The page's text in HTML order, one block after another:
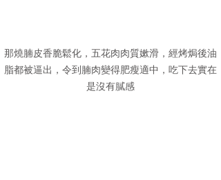
那燒腩皮香脆鬆化，五花肉肉質嫰滑，經烤焗後油
脂都被逼出，令到腩肉變得肥瘦適中，吃下去實在
是沒有膩感